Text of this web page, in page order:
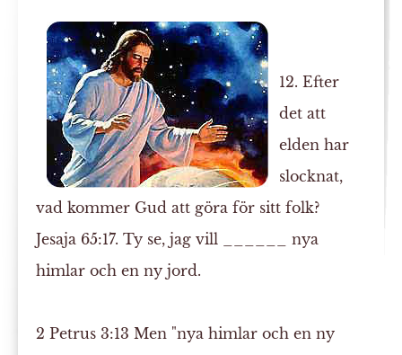
12. Efter
det att
elden har
slocknat,
vad kommer Gud att göra för sitt folk?
Jesaja 65:17. Ty se, jag vill ______ nya
himlar och en ny jord.
2 Petrus 3:13 Men "nya himlar och en ny